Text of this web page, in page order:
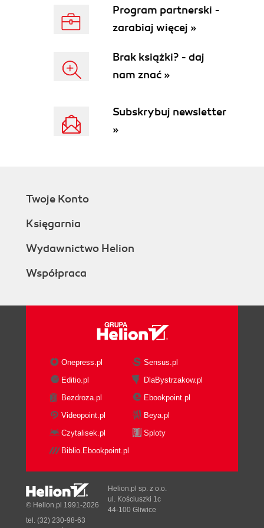
Określanie odpowiedniego zakresu (95)
Znajdź odpowiedzi na pytania "Dlaczego?" i
Dowiedz się, jakich wyników oczekują
użytkownicy biznesowi (99)
historyjek użytkownika (100)
Współpraca w celu zdefiniowania zakresu bez
kontroli wysokiego poziomu (101)
najniższego poziomu (103)
Zadbaj, aby zespoły dostarczały kompletne
Więcej informacji (105)
6. Wspólne specyfikowanie (107)
Najpopularniejsze modele współpracy (109)
Spróbuj zorganizować duże warsztaty dla
Wypróbuj spotkania w mniejszym gronie
("trzej amigos") (111)
Programujcie w parach (113)
Spraw, aby testerzy przed iteracją regularnie
Spróbuj nieformalnych rozmów (115)
Przygotowanie współpracy (116)
Dobrze przygotuj się do wstępnych spotkań z
interesariuszami (119)
Niech członkowie zespołu przejrzą historyjki
Program partnerski -
zarabiaj więcej »
Brak książki? - daj
nam znać »
Subskrybuj newsletter
»
Twoje Konto
Księgarnia
Wydawnictwo Helion
Współpraca
Onepress.pl
Sensus.pl
Editio.pl
DlaBystrzakow.pl
Bezdroza.pl
Ebookpoint.pl
Videopoint.pl
Beya.pl
Czytalisek.pl
Sploty
Biblio.Ebookpoint.pl
© Helion.pl 1991-2026
Helion.pl sp. z o.o.
ul. Kościuszki 1c
44-100 Gliwice
tel. (32) 230-98-63